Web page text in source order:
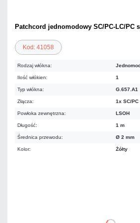
Patchcord jednomodowy SC/PC-LC/PC
Kod: 41058
Rodzaj włókna:
Ilość włókien: 1
Typ włókna: G.657.A1
Złącza: 1x SC/PC
Powłoka zewnętrzna: LSOH
Długość: 1 m
Średnica przewodu: Ø 2 mm
Kolor: Żółty